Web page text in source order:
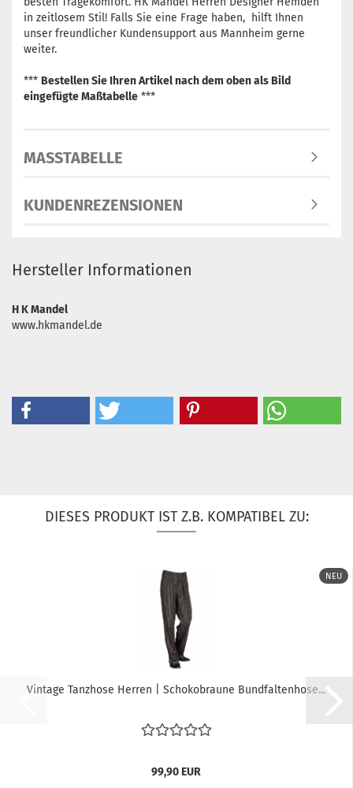
in zeitlosem Stil! Falls Sie eine Frage haben, hilft Ihnen
unser freundlicher Kundensupport aus Mannheim gerne
weiter.
*** Bestellen Sie Ihren Artikel nach dem oben als Bild
eingefügte Maßtabelle ***
MASSTABELLE
KUNDENREZENSIONEN
Hersteller Informationen
H K Mandel
www.hkmandel.de
DIESES PRODUKT IST Z.B. KOMPATIBEL ZU:
NEU
Vintage Tanzhose Herren | Schokobraune Bundfaltenhose...
99,90 EUR